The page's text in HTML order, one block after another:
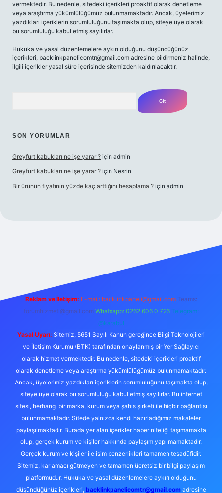
vermektedir. Bu nedenle, sitedeki içerikleri proaktif olarak denetleme
veya araştırma yükümlülüğümüz bulunmamaktadır. Ancak, üyelerimiz
yazdıkları içeriklerin sorumluluğunu taşımakta olup, siteye üye olarak
bu sorumluluğu kabul etmiş sayılırlar.
Hukuka ve yasal düzenlemelere aykırı olduğunu düşündüğünüz
içerikleri, backlinkpanelicomtr@gmail.com adresine bildirmeniz halinde,
ilgili içerikler yasal süre içerisinde sitemizden kaldırılacaktır.
SON YORUMLAR
Greyfurt kabukları ne işe yarar ? için admin
Greyfurt kabukları ne işe yarar ? için Nesrin
Bir ürünün fiyatının yüzde kaç arttığını hesaplama ? için admin
m elexbet
Reklam ve İletişim: E-mail: backlinkpaneli@gmail.com Teams:
forumhizmeti@gmail.com Whatsapp: 0262 606 0 726 Telegram:
@karabul
Yasal Uyarı: Sitemiz, 5651 Sayılı Kanun gereğince Bilgi Teknolojileri
ve İletişim Kurumu (BTK) tarafından onaylanmış bir Yer Sağlayıcı
olarak hizmet vermektedir. Bu nedenle, sitedeki içerikleri proaktif
olarak denetleme veya araştırma yükümlülüğümüz bulunmamaktadır.
Ancak, üyelerimiz yazdıkları içeriklerin sorumluluğunu taşımakta olup,
siteye üye olarak bu sorumluluğu kabul etmiş sayılırlar. Bu internet
sitesi, herhangi bir marka, kurum veya şahıs şirketi ile hiçbir bağlantısı
bulunmamaktadır. Sitede yalnızca kendi hazırladığımız makaleler
paylaşılmaktadır. Burada yer alan içerikler haber niteliği taşımamakta
olup, gerçek kurum ve kişiler hakkında paylaşım yapılmamaktadır.
Gerçek kurum ve kişiler ile isim benzerlikleri tamamen tesadüfidir.
Sitemiz, kar amacı gütmeyen ve tamamen ücretsiz bir bilgi paylaşım
platformudur. Hukuka ve yasal düzenlemelere aykırı olduğunu
düşündüğünüz içerikleri, backlinkpanelicomtr@gmail.comadresine